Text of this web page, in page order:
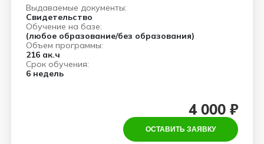
Выдаваемые документы:
Свидетельство
Обучение на базе:
(любое образование/без образования)
Объем программы:
216 ак.ч
Срок обучения:
6 недель
4 000 ₽
ОСТАВИТЬ ЗАЯВКУ